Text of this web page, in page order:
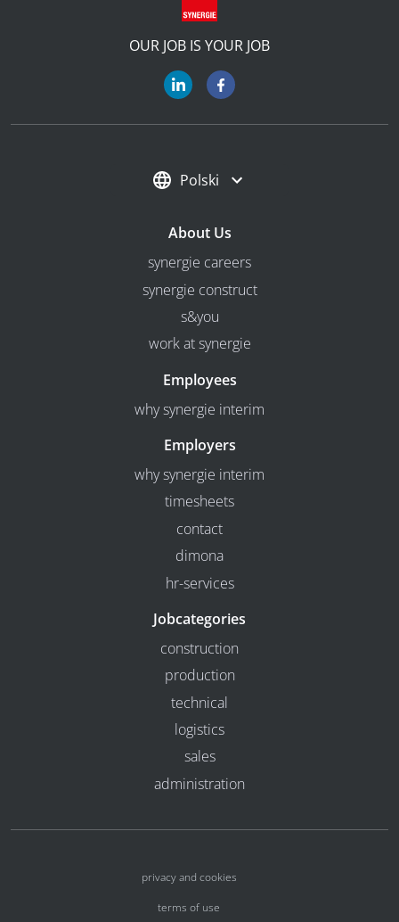
OUR JOB IS YOUR JOB
Polski
About Us
synergie careers
synergie construct
s&you
work at synergie
Employees
why synergie interim
Employers
why synergie interim
timesheets
contact
dimona
hr-services
Jobcategories
construction
production
technical
logistics
sales
administration
privacy and cookies
terms of use